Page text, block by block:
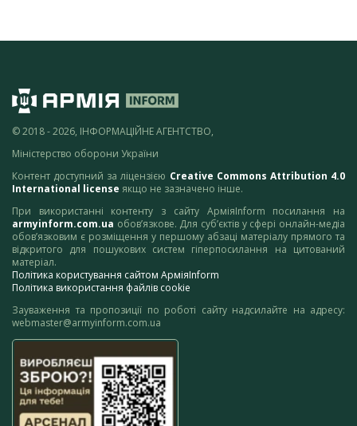
© 2018 - 2026, ІНФОРМАЦІЙНЕ АГЕНТСТВО,
Міністерство оборони України
Контент доступний за ліцензією Creative Commons Attribution 4.0
International license якщо не зазначено інше.
При використанні контенту з сайту АрміяInform посилання на
armyinform.com.ua обов’язкове. Для суб’єктів у сфері онлайн-медіа
обов’язковим є розміщення у першому абзаці матеріалу прямого та
відкритого для пошукових систем гіперпосилання на цитований
матеріал.
Політика користування сайтом АрміяInform
Політика використання файлів cookie
Зауваження та пропозиції по роботі сайту надсилайте на адресу:
webmaster@armyinform.com.ua